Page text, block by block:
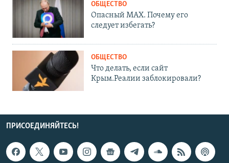
ОБЩЕСТВО
Опасный MAX. Почему его
следует избегать?
ОБЩЕСТВО
Что делать, если сайт
Крым.Реалии заблокировали?
ПРИСОЕДИНЯЙТЕСЬ!